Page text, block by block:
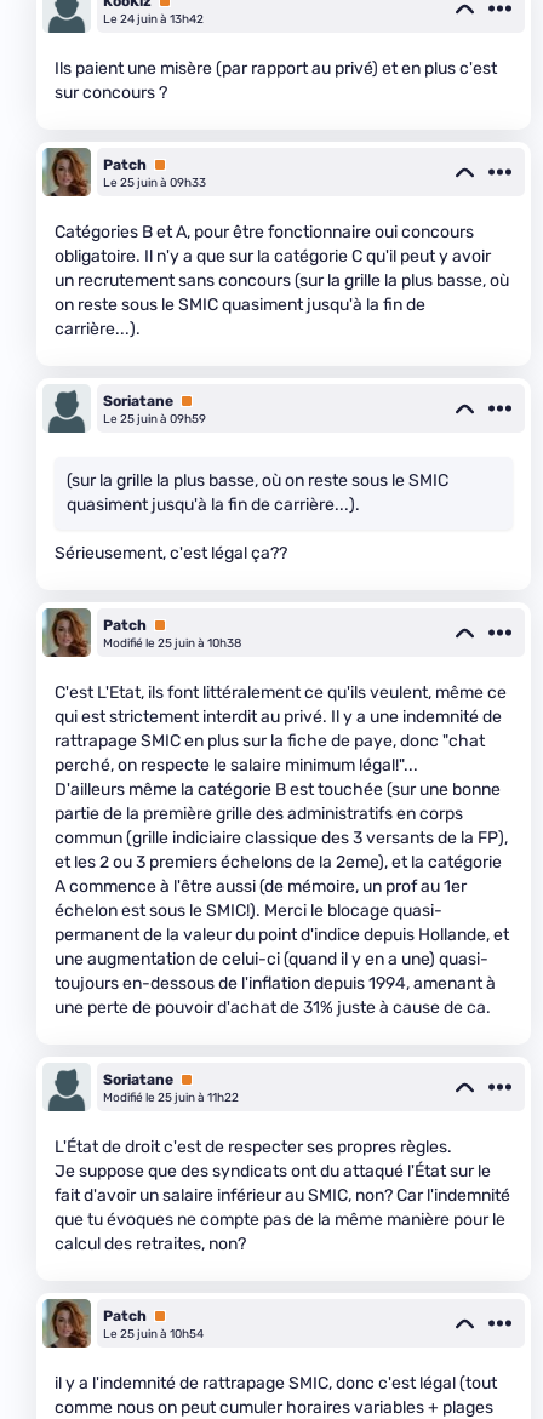
Le 24 juin à 13h42
Ils paient une misère (par rapport au privé) et en plus c'est
sur concours ?
Patch Premium
Le 25 juin à 09h33
Catégories B et A, pour être fonctionnaire oui concours
obligatoire. Il n'y a que sur la catégorie C qu'il peut y avoir
un recrutement sans concours (sur la grille la plus basse, où
on reste sous le SMIC quasiment jusqu'à la fin de
carrière...).
Soriatane Premium
Le 25 juin à 09h59
(sur la grille la plus basse, où on reste sous le SMIC
quasiment jusqu'à la fin de carrière...).
Sérieusement, c'est légal ça??
Patch Premium
Modifié le 25 juin à 10h38
C'est L'Etat, ils font littéralement ce qu'ils veulent, même ce
qui est strictement interdit au privé. Il y a une indemnité de
rattrapage SMIC en plus sur la fiche de paye, donc "chat
perché, on respecte le salaire minimum légal!"...
D'ailleurs même la catégorie B est touchée (sur une bonne
partie de la première grille des administratifs en corps
commun (grille indiciaire classique des 3 versants de la FP),
et les 2 ou 3 premiers échelons de la 2eme), et la catégorie
A commence à l'être aussi (de mémoire, un prof au 1er
échelon est sous le SMIC!). Merci le blocage quasi-
permanent de la valeur du point d'indice depuis Hollande, et
une augmentation de celui-ci (quand il y en a une) quasi-
toujours en-dessous de l'inflation depuis 1994, amenant à
une perte de pouvoir d'achat de 31% juste à cause de ca.
Soriatane Premium
Modifié le 25 juin à 11h22
L'État de droit c'est de respecter ses propres règles.
Je suppose que des syndicats ont du attaqué l'État sur le
fait d'avoir un salaire inférieur au SMIC, non? Car l'indemnité
que tu évoques ne compte pas de la même manière pour le
calcul des retraites, non?
Patch Premium
Le 25 juin à 10h54
il y a l'indemnité de rattrapage SMIC, donc c'est légal (tout
comme nous on peut cumuler horaires variables + plages